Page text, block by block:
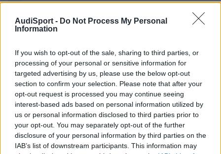
AudiSport - Do Not Process My Personal
Information
If you wish to opt-out of the sale, sharing to third parties, or
processing of your personal or sensitive information for
targeted advertising by us, please use the below opt-out
section to confirm your selection. Please note that after your
opt-out request is processed you may continue seeing
interest-based ads based on personal information utilized by
us or personal information disclosed to third parties prior to
your opt-out. You may separately opt-out of the further
disclosure of your personal information by third parties on the
IAB’s list of downstream participants. This information may
Responder
Publicado9 de Diciembre del 2009
Buff, ya lo siento tio te ha venido todo junto, no sabia que era
tanta pasta la multa por ir sin itv, yo hace poco me despiste un
pokillo y me pararon los de verde me miraron todo y de repente
me dice, bueno, sabe usted que mañana es el ultimo dia en el
que puede pasar la itv no?? y yo.......... si claro, pero se me habia
ido por completo la verdad, si no me lo dice en ese momento la
podia haber liado parda.